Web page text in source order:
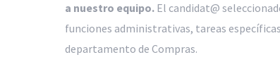
a nuestro equipo. El candidat@
funciones administrativas, tareas
departamento de Compras.